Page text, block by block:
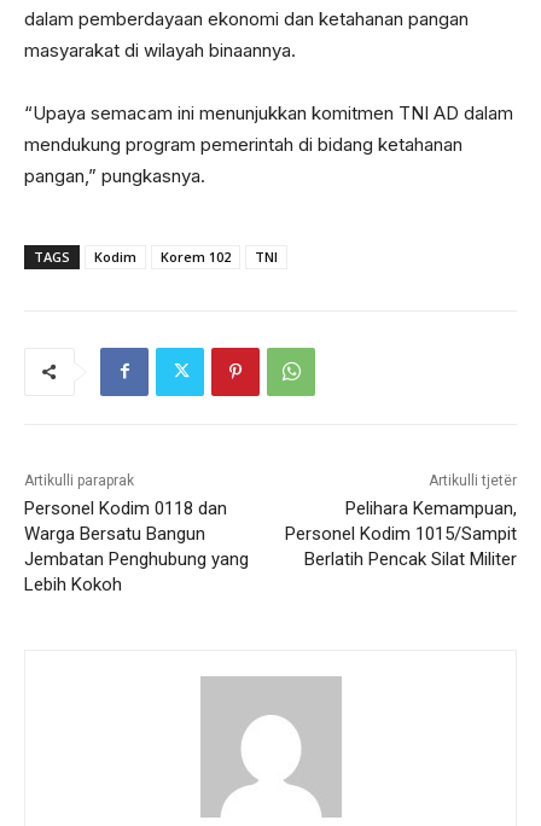
dalam pemberdayaan ekonomi dan ketahanan pangan
masyarakat di wilayah binaannya.
“Upaya semacam ini menunjukkan komitmen TNI AD dalam
mendukung program pemerintah di bidang ketahanan
pangan,” pungkasnya.
TAGS Kodim Korem 102 TNI
Artikulli paraprak
Personel Kodim 0118 dan
Warga Bersatu Bangun
Jembatan Penghubung yang
Lebih Kokoh
Artikulli tjetër
Pelihara Kemampuan,
Personel Kodim 1015/Sampit
Berlatih Pencak Silat Militer